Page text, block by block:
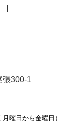
300-1
曜日から金曜日）